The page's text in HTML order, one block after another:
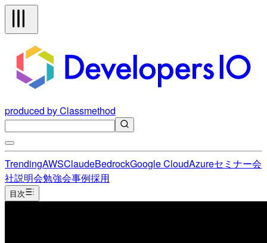
produced by Classmethod
TrendingAWSClaudeBedrockGoogle CloudAzureセミナー会
社説明会勉強会事例採用
目次